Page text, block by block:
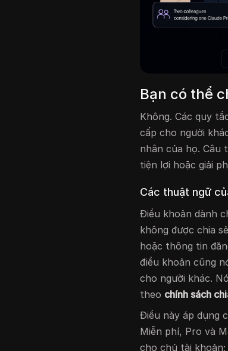
Bạn có thể
Không. Các quy
cấp cho người
nhân của họ. Câu
tiện lợi hoặc giải
Các thuật ngữ
Điều khoản dành
không được chia
hoặc thông tin
điều khoản cũng
cho người khác.
theo chính sách
Điều này áp dụng
Miễn phí, Pro và
cho chủ tài